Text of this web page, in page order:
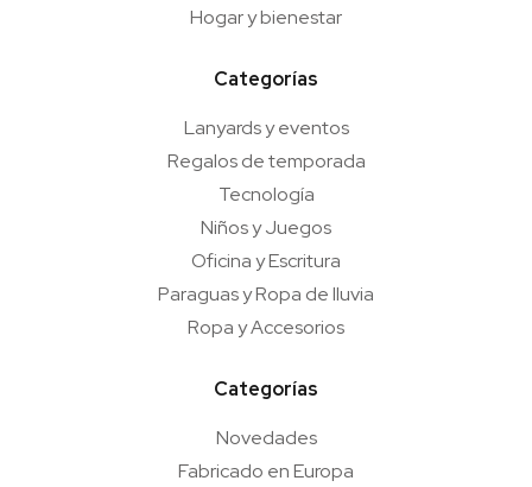
Hogar y bienestar
Categorías
Lanyards y eventos
Regalos de temporada
Tecnología
Niños y Juegos
Oficina y Escritura
Paraguas y Ropa de lluvia
Ropa y Accesorios
Categorías
Novedades
Fabricado en Europa